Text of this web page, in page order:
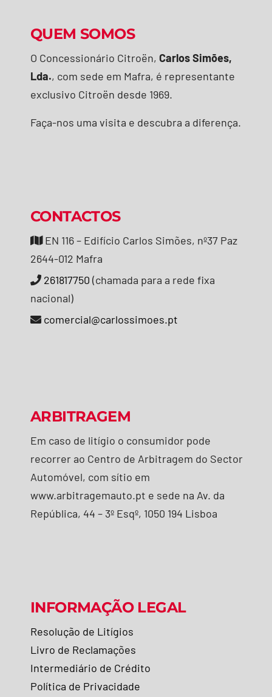
QUEM SOMOS
O Concessionário Citroën, Carlos Simões,
Lda., com sede em Mafra, é representante
exclusivo Citroën desde 1969.
Faça-nos uma visita e descubra a diferença.
CONTACTOS
EN 116 – Edifício Carlos Simões, nº37 Paz
2644-012 Mafra
261817750 (chamada para a rede fixa
nacional)
comercial@carlossimoes.pt
ARBITRAGEM
Em caso de litígio o consumidor pode
recorrer ao Centro de Arbitragem do Sector
Automóvel, com sítio em
www.arbitragemauto.pt e sede na Av. da
República, 44 – 3º Esqº, 1050 194 Lisboa
INFORMAÇÃO LEGAL
Resolução de Litígios
Livro de Reclamações
Intermediário de Crédito
Política de Privacidade